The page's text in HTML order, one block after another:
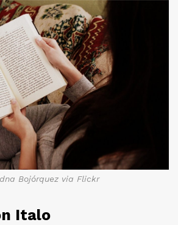
Bojórquez via Flickr
Italo